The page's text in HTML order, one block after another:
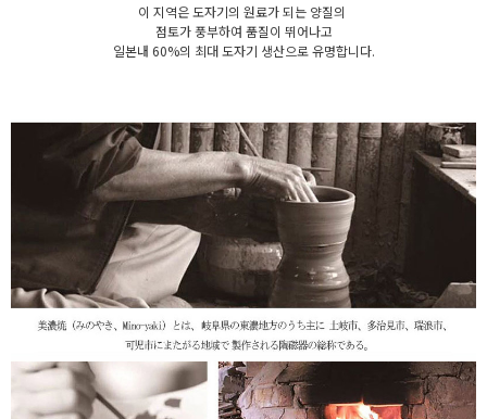
이 지역은 도자기의 원료가 되는 양질의
점토가 풍부하여 품질이 뛰어나고
일본내 60%의 최대 도자기 생산으로 유명합니다.